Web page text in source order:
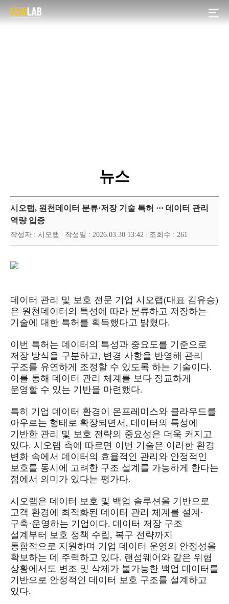
뉴스
시오랩, 원천데이터 분류·저장 기술 특허 ··· 데이터 관리
역량 입증
작성자 : 시오랩 작성일 : 2026.03.30 13:42 조회수 : 261
데이터 관리 및 보호 전문 기업 시오랩(대표 김유승)
은 원천데이터의 특성에 따라 분류하고 저장하는
기술에 대한 특허를 획득했다고 밝혔다.
이번 특허는 데이터의 특성과 중요도를 기준으로
저장 방식을 구분하고, 변경 사항을 반영해 관리
구조를 유연하게 조정할 수 있도록 하는 기술이다.
이를 통해 데이터 관리 체계를 보다 정교하게
운영할 수 있는 기반을 마련했다.
특히 기업 데이터 환경이 온프레미스와 클라우드를
아우르는 형태로 확장되면서, 데이터의 특성에
기반한 관리 및 보호 전략의 중요성은 더욱 커지고
있다. 시오랩 측에 따르면 이번 기술은 이러한 환경
변화 속에서 데이터의 효율적인 관리와 안정적인
보호를 동시에 고려한 구조 설계를 가능하게 한다는
점에서 의미가 있다는 평가다.
시오랩은 데이터 보호 및 백업 솔루션을 기반으로
고객 환경에 최적화된 데이터 관리 체계를 설계·
구축·운영하는 기업이다. 데이터 저장 구조
설계부터 보호 정책 수립, 복구 전략까지
통합적으로 지원하며 기업 데이터 운영의 안정성을
확보하는 데 주력하고 있다. 랜섬웨어와 같은 위협
상황에서도 변조 및 삭제가 불가능한 백업 데이터를
기반으로 안정적인 데이터 보호 구조를 설계하고
있다.